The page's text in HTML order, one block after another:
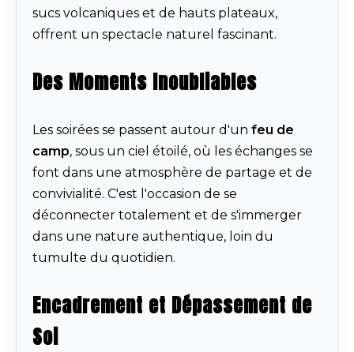
sucs volcaniques et de hauts plateaux,
offrent un spectacle naturel fascinant.
Des Moments Inoubliables
Les soirées se passent autour d'un feu de
camp, sous un ciel étoilé, où les échanges se
font dans une atmosphère de partage et de
convivialité. C'est l'occasion de se
déconnecter totalement et de s'immerger
dans une nature authentique, loin du
tumulte du quotidien.
Encadrement et Dépassement de
Soi